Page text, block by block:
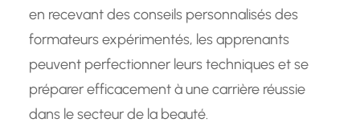
en recevant des conseils personnalisés des
formateurs expérimentés, les apprenants
peuvent perfectionner leurs techniques et se
préparer efficacement à une carrière réussie
dans le secteur de la beauté.